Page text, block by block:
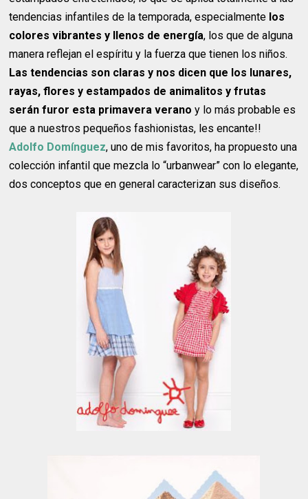
tendencias infantiles de la temporada, especialmente los
colores vibrantes y llenos de energía, los que de alguna
manera reflejan el espíritu y la fuerza que tienen los niños.
Las tendencias son claras y nos dicen que los lunares,
rayas, flores y estampados de animalitos y frutas
serán furor esta primavera verano y lo más probable es
que a nuestros pequeños fashionistas, les encante!!
Adolfo Domínguez, uno de mis favoritos, ha propuesto una
colección infantil que mezcla lo “urbanwear” con lo elegante,
dos conceptos que en general caracterizan sus diseños.